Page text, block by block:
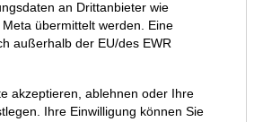
an Drittanbieter wie
übermittelt werden. Eine
außerhalb der EU/des EWR
akzeptieren, ablehnen oder Ihre
Ihre Einwilligung können Sie